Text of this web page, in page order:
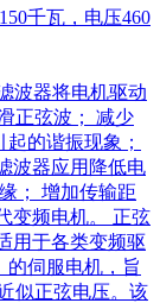
千瓦，电压460
波器将电机驱动
正弦波； 减少
的谐振现象；
波器应用降低电
； 增加传输距
变频电机。 正弦
用于各类变频驱
的伺服电机，旨
似正弦电压。该